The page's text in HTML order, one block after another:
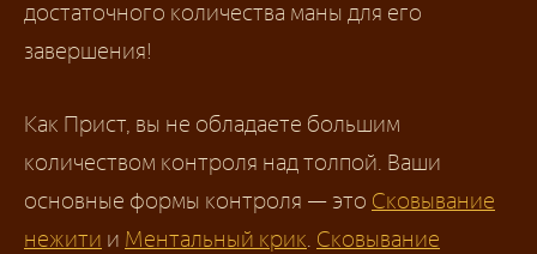
достаточного количества маны для его
завершения!
Как Прист, вы не обладаете большим
количеством контроля над толпой. Ваши
основные формы контроля — это Сковывание
нежити и Ментальный крик. Сковывание